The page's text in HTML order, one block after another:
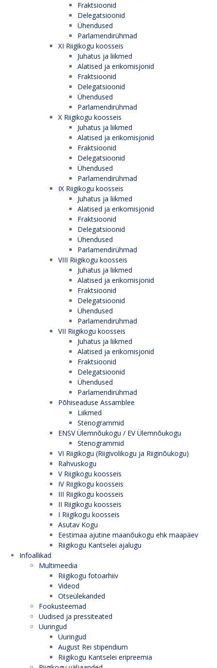
Fraktsioonid
Delegatsioonid
Ühendused
Parlamendirühmad
XI Riigikogu koosseis
Juhatus ja liikmed
Alatised ja erikomisjonid
Fraktsioonid
Delegatsioonid
Ühendused
Parlamendirühmad
X Riigikogu koosseis
Juhatus ja liikmed
Alatised ja erikomisjonid
Fraktsioonid
Delegatsioonid
Ühendused
Parlamendirühmad
IX Riigikogu koosseis
Juhatus ja liikmed
Alatised ja erikomisjonid
Fraktsioonid
Delegatsioonid
Ühendused
Parlamendirühmad
VIII Riigikogu koosseis
Juhatus ja liikmed
Alatised ja erikomisjonid
Fraktsioonid
Delegatsioonid
Ühendused
Parlamendirühmad
VII Riigikogu koosseis
Juhatus ja liikmed
Alatised ja erikomisjonid
Fraktsioonid
Delegatsioonid
Ühendused
Parlamendirühmad
Põhiseaduse Assamblee
Liikmed
Stenogrammid
ENSV Ülemnõukogu / EV Ülemnõukogu
Stenogrammid
VI Riigikogu (Riigivolikogu ja Riiginõukogu)
Rahvuskogu
V Riigikogu koosseis
IV Riigikogu koosseis
III Riigikogu koosseis
II Riigikogu koosseis
I Riigikogu koosseis
Asutav Kogu
Eestimaa ajutine maanõukogu ehk maapäev
Riigikogu Kantselei ajalugu
Infoallikad
Multimeedia
Riigikogu fotoarhiiv
Videod
Otseülekanded
Fookusteemad
Uudised ja pressiteated
Uuringud
Uuringud
August Rei stipendium
Riigikogu Kantselei eripreemia